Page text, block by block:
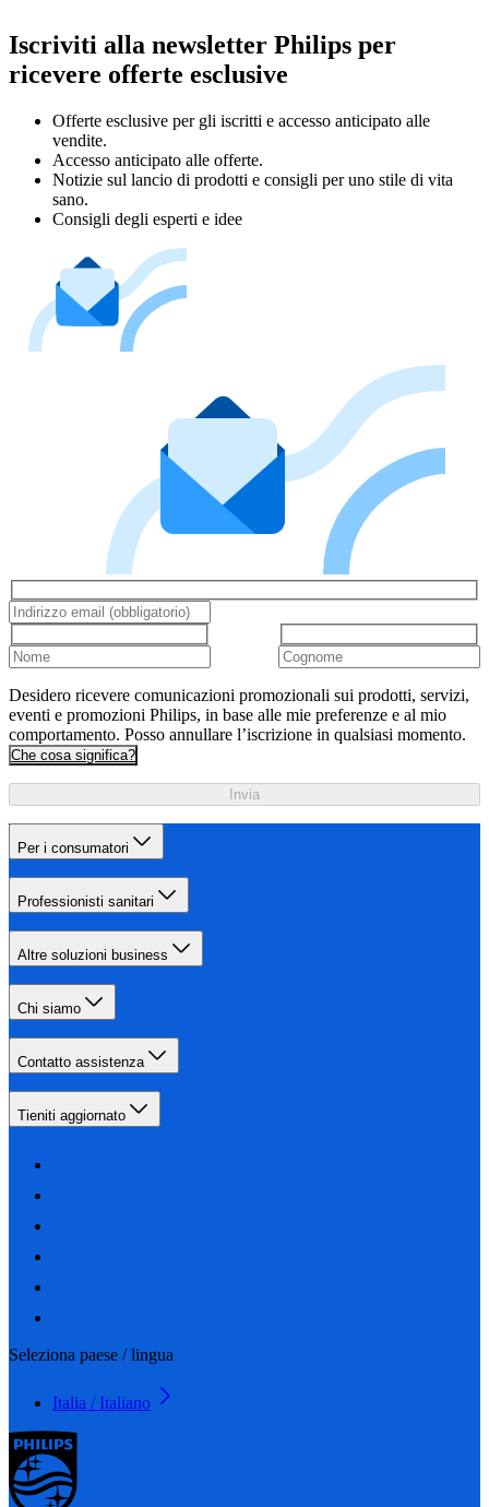
Iscriviti alla newsletter Philips per
ricevere offerte esclusive
Offerte esclusive per gli iscritti e accesso anticipato alle
vendite.
Accesso anticipato alle offerte.
Notizie sul lancio di prodotti e consigli per uno stile di vita
sano.
Consigli degli esperti e idee
Desidero ricevere comunicazioni promozionali sui prodotti, servizi,
eventi e promozioni Philips, in base alle mie preferenze e al mio
comportamento. Posso annullare l’iscrizione in qualsiasi momento.
Che cosa significa?
Invia
Per i consumatori
Professionisti sanitari
Altre soluzioni business
Chi siamo
Contatto assistenza
Tieniti aggiornato
Seleziona paese / lingua
Italia / Italiano